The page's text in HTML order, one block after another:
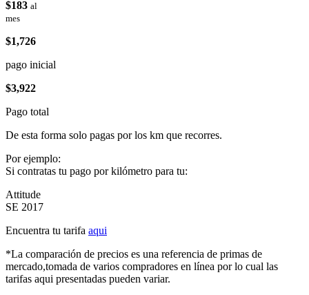
$183 al
mes
$1,726
pago inicial
$3,922
Pago total
De esta forma solo pagas por los km que recorres.
Por ejemplo:
Si contratas tu pago por kilómetro para tu:
Attitude
SE 2017
Encuentra tu tarifa aqui
*La comparación de precios es una referencia de primas de
mercado,tomada de varios compradores en línea por lo cual las
tarifas aqui presentadas pueden variar.